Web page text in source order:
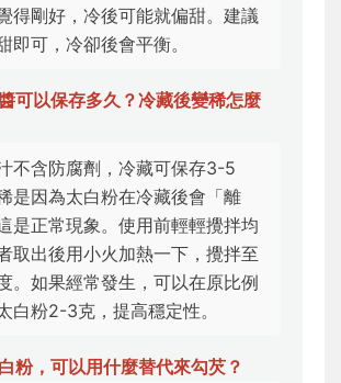
得剛好，冷後可能就偏甜。建議
即可，冷卻後會平衡。
可以保存多久？冷藏後變稀怎麼
不含防腐劑，冷藏可保存3-5
是因為太白粉在冷藏後會「離
是正常現象。使用前輕輕攪拌均
取出後用小火加熱一下，攪拌至
。如果經常發生，可以在原比例
白粉2-3克，提高穩定性。
粉，可以用什麼替代來勾芡？